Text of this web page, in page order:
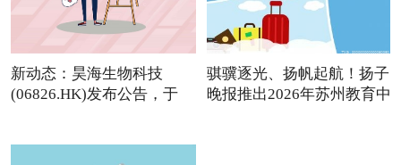
新动态：昊海生物科技
(06826.HK)发布公告，于
骐骥逐光、扬帆起航！扬子
晚报推出2026年苏州教育中